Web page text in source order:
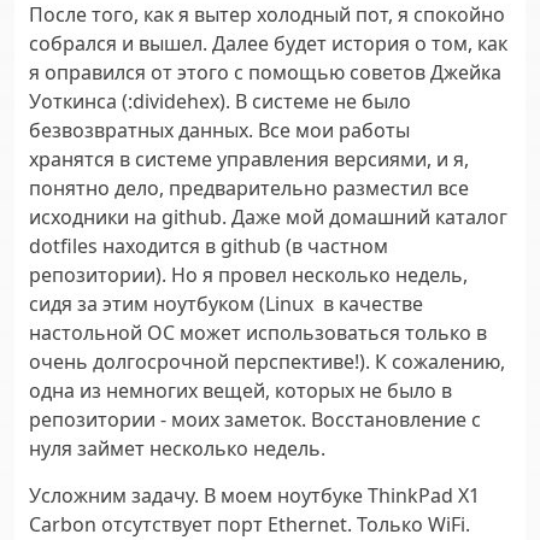
После того, как я вытер холодный пот, я спокойно
собрался и вышел. Далее будет история о том, как
я оправился от этого с помощью советов Джейка
Уоткинса (:dividehex). В системе не было
безвозвратных данных. Все мои работы
хранятся в системе управления версиями, и я,
понятно дело, предварительно разместил все
исходники на github. Даже мой домашний каталог
dotfiles находится в github (в частном
репозитории). Но я провел несколько недель,
сидя за этим ноутбуком (Linux в качестве
настольной ОС может использоваться только в
очень долгосрочной перспективе!). К сожалению,
одна из немногих вещей, которых не было в
репозитории - моих заметок. Восстановление с
нуля займет несколько недель.
Усложним задачу. В моем ноутбуке ThinkPad Х1
Carbon отсутствует порт Ethernet. Только WiFi.